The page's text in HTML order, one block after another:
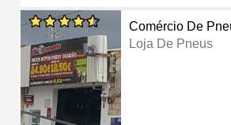
Comércio De
Loja De Pneus